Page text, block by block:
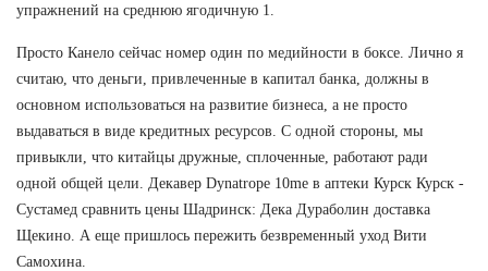
упражнений на среднюю ягодичную 1.
Просто Канело сейчас номер один по медийности в боксе. Лично я
считаю, что деньги, привлеченные в капитал банка, должны в
основном использоваться на развитие бизнеса, а не просто
выдаваться в виде кредитных ресурсов. С одной стороны, мы
привыкли, что китайцы дружные, сплоченные, работают ради
одной общей цели. Декавер Dynatrope 10me в аптеки Курск Курск -
Сустамед сравнить цены Шадринск: Дека Дураболин доставка
Щекино. А еще пришлось пережить безвременный уход Вити
Самохина.